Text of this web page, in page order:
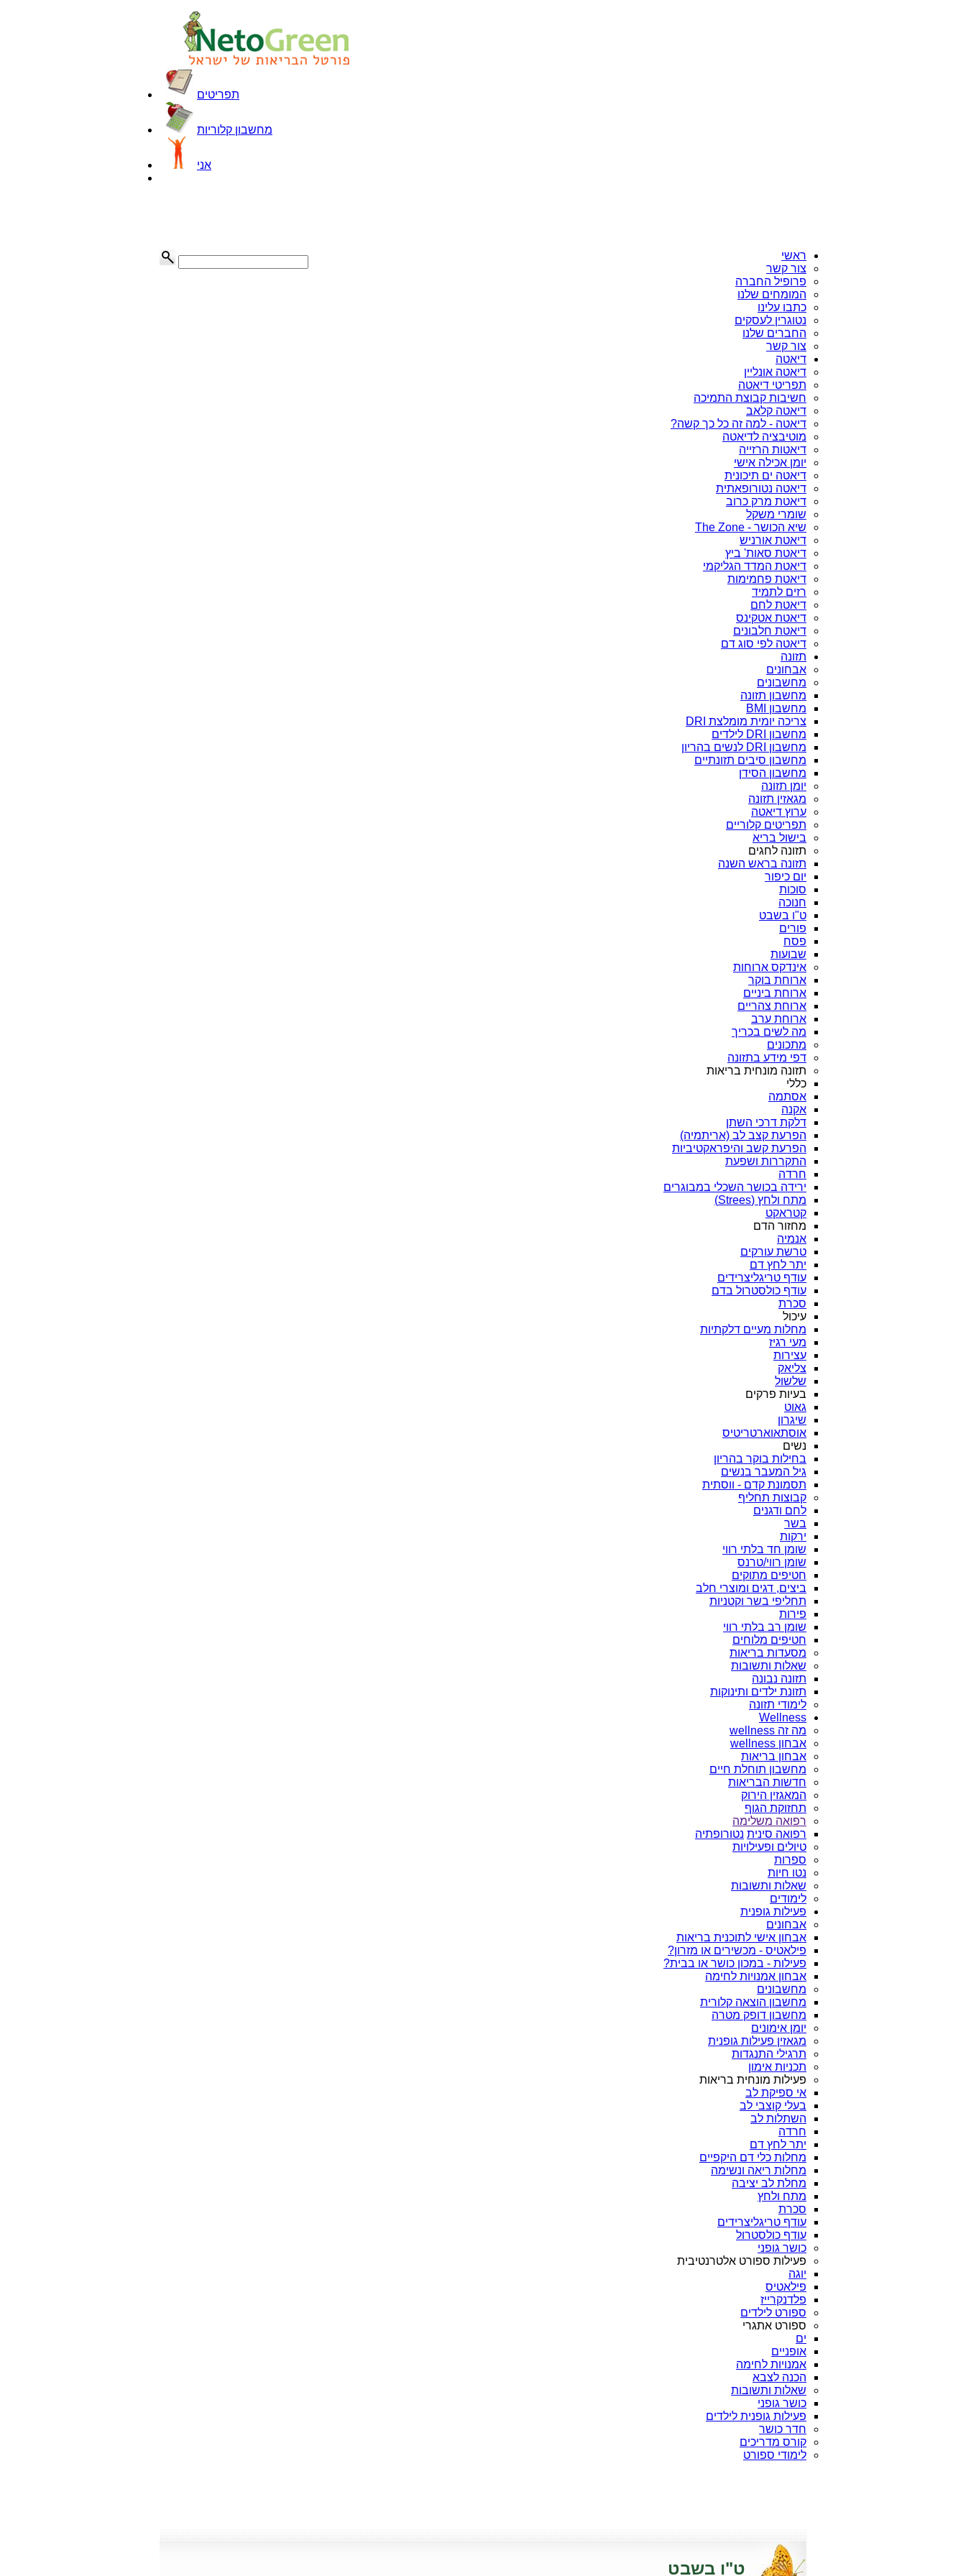
תפריטים
מחשבון קלוריות
אני
ראשי
צור קשר
פרופיל החברה
המומחים שלנו
כתבו עלינו
נטוגרין לעסקים
החברים שלנו
צור קשר
דיאטה
דיאטה אונליין
תפריטי דיאטה
חשיבות קבוצת התמיכה
דיאטה קלאב
דיאטה - למה זה כל כך קשה?
מוטיבציה לדיאטה
דיאטות הרזייה
יומן אכילה אישי
דיאטה ים תיכונית
דיאטה נטורופאתית
דיאטת מרק כרוב
שומרי משקל
שיא הכושר - The Zone
דיאטת אורניש
דיאטת סאות' ביץ
דיאטת המדד הגליקמי
דיאטת פחמימות
רזים לתמיד
דיאטת לחם
דיאטת אטקינס
דיאטת חלבונים
דיאטה לפי סוג דם
תזונה
אבחונים
מחשבונים
מחשבון תזונה
מחשבון BMI
צריכה יומית מומלצת DRI
מחשבון DRI לילדים
מחשבון DRI לנשים בהריון
מחשבון סיבים תזונתיים
מחשבון הסידן
יומן תזונה
מגאזין תזונה
ערוץ דיאטה
תפריטים קלוריים
בישול בריא
תזונה לחגים
תזונה בראש השנה
יום כיפור
סוכות
חנוכה
ט"ו בשבט
פורים
פסח
שבועות
אינדקס ארוחות
ארוחת בוקר
ארוחת ביניים
ארוחת צהריים
ארוחת ערב
מה לשים בכריך
מתכונים
דפי מידע בתזונה
תזונה מונחית בריאות
כללי
אסתמה
אקנה
דלקת דרכי השתן
הפרעת קצב לב (אריתמיה)
הפרעת קשב והיפראקטיביות
התקררות ושפעת
חרדה
ירידה בכושר השכלי במבוגרים
מתח ולחץ (Strees)
קטראקט
מחזור הדם
אנמיה
טרשת עורקים
יתר לחץ דם
עודף טריגליצרידים
עודף כולסטרול בדם
סכרת
עיכול
מחלות מעיים דלקתיות
מעי רגיז
עצירות
צליאק
שלשול
בעיות פרקים
גאוט
שיגרון
אוסתאוארטריטיס
נשים
בחילות בוקר בהריון
גיל המעבר בנשים
תסמונת קדם - ווסתית
קבוצות תחליף
לחם ודגנים
בשר
ירקות
שומן חד בלתי רווי
שומן רווי/טרנס
חטיפים מתוקים
ביצים, דגים ומוצרי חלב
תחליפי בשר וקטניות
פירות
שומן רב בלתי רווי
חטיפים מלוחים
מסעדות בריאות
שאלות ותשובות
תזונה נבונה
תזונת ילדים ותינוקות
לימודי תזונה
Wellness
מה זה wellness
אבחון wellness
אבחון בריאות
מחשבון תוחלת חיים
חדשות הבריאות
המאגזין הירוק
תחזוקת הגוף
רפואה משלימה
רפואה סינית נטורופתיה
טיולים ופעילויות
ספרות
נטו חיות
שאלות ותשובות
לימודים
פעילות גופנית
אבחונים
אבחון אישי לתוכנית בריאות
פילאטיס - מכשירים או מזרון?
פעילות - במכון כושר או בבית?
אבחון אמנויות לחימה
מחשבונים
מחשבון הוצאה קלורית
מחשבון דופק מטרה
יומן אימונים
מגאזין פעילות גופנית
תרגילי התנגדות
תכניות אימון
פעילות מונחית בריאות
אי ספיקת לב
בעלי קוצבי לב
השתלות לב
חרדה
יתר לחץ דם
מחלות כלי דם היקפיים
מחלות ריאה ונשימה
מחלת לב יציבה
מתח ולחץ
סכרת
עודף טריגליצרידים
עודף כולסטרול
כושר גופני
פעילות ספורט אלטרנטיבית
יוגה
פילאטיס
פלדנקרייז
ספורט לילדים
ספורט אתגרי
ים
אופניים
אמנויות לחימה
הכנה לצבא
שאלות ותשובות
כושר גופני
פעילות גופנית לילדים
חדר כושר
קורס מדריכים
לימודי ספורט
ט"ו בשבט